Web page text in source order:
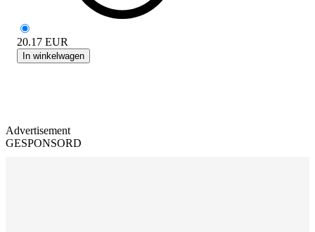
20.17 EUR
In winkelwagen
Advertisement
GESPONSORD